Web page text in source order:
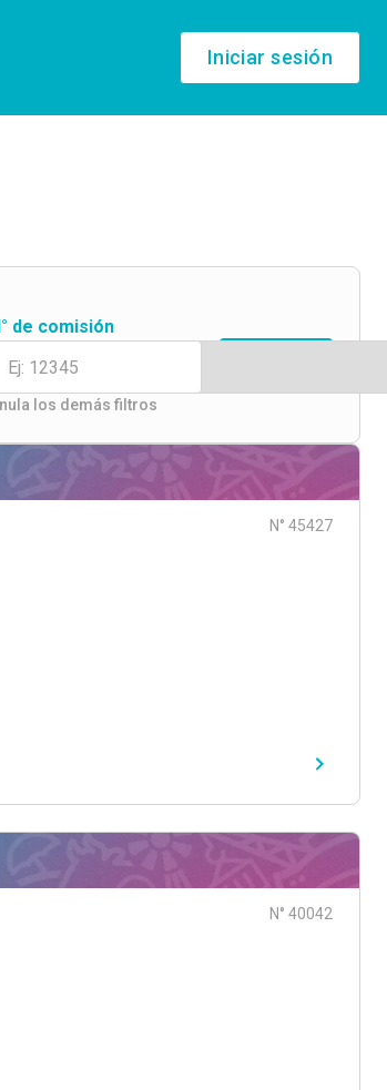
Iniciar sesión
de comisión
los demás filtros
N° 45427
N° 40042